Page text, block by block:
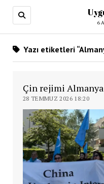
6
Yazı etiketleri
Çin rejimi
28 TEMMUZ 2026 18:20